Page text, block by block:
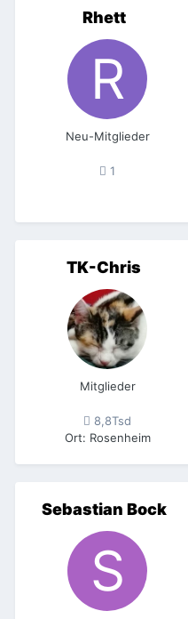
Rhett
Neu-Mitglieder
1
TK-Chris
Mitglieder
8,8Tsd
Ort: Rosenheim
Sebastian Bock